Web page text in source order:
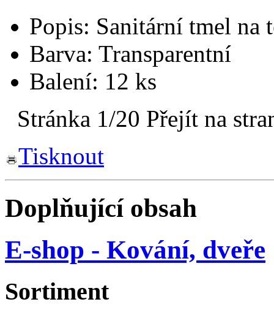
Popis: Sanitární tmel na
Barva: Transparentní
Balení: 12 ks
Stránka 1/20 Přejít na
Tisknout
Doplňující obsah
E-shop - Kování, dveře
Sortiment